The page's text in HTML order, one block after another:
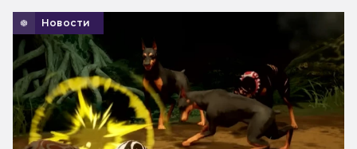
Новости